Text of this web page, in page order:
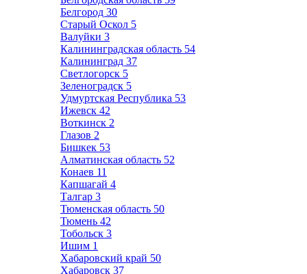
Белгород 30
Старый Оскол 5
Валуйки 3
Калининградская область 54
Калининград 37
Светлогорск 5
Зеленоградск 5
Удмуртская Республика 53
Ижевск 42
Воткинск 2
Глазов 2
Бишкек 53
Алматинская область 52
Конаев 11
Капшагай 4
Талгар 3
Тюменская область 50
Тюмень 42
Тобольск 3
Ишим 1
Хабаровский край 50
Хабаровск 37